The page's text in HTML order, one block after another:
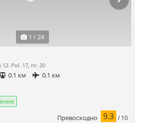
1 / 24
12. Pol. 17, nr. 20
0.1 км
0.1 км
Превосходно 9.3 / 10